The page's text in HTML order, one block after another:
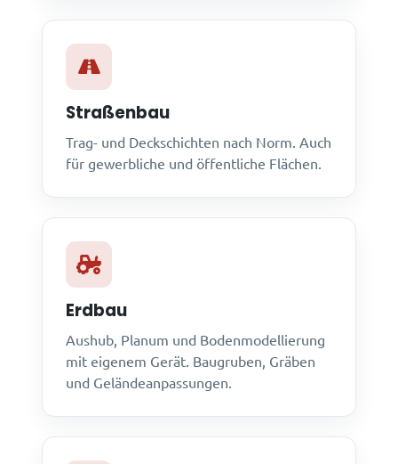
Straßenbau
Trag- und Deckschichten nach Norm. Auch
für gewerbliche und öffentliche Flächen.
Erdbau
Aushub, Planum und Bodenmodellierung
mit eigenem Gerät. Baugruben, Gräben
und Geländeanpassungen.